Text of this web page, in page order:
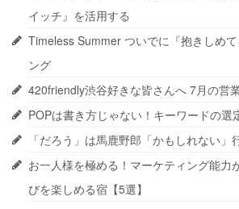
イッチ』を活用する
Timeless Summer ついでに『抱きしめ
ング
420friendly渋谷好きな皆さんへ 7月の営
POPは書き方じゃない！キーワードの選
「だろう」は馬鹿野郎「かもしれない」
お一人様を極める！マーケティング能力
びを楽しめる宿【5選】